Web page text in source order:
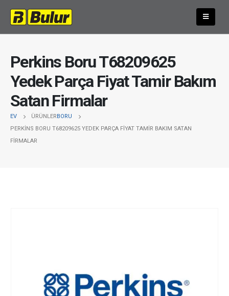
Perkins Boru T68209625
Yedek Parça Fiyat Tamir Bakım
Satan Firmalar
EV ÜRÜNLERBORU
PERKINS BORU T68209625 YEDEK PARÇA FIYAT TAMIR BAKIM SATAN
FIRMALAR